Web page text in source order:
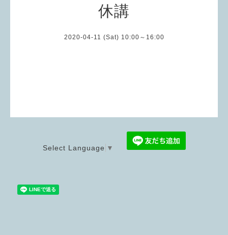
休講
2020-04-11 (Sat) 10:00～16:00
Select Language ▼